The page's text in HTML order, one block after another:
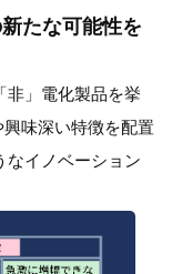
たな可能性を
非」電化製品を挙
味深い特徴を配置
なイノベーション